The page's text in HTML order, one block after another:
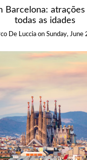
Barcelona: atrações
todas as idades
De Luccia on Sunday, June